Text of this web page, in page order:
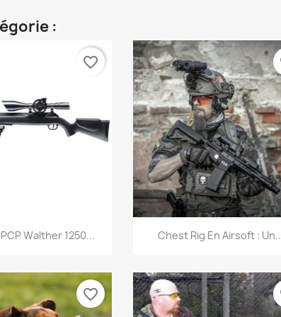
:
rapide
Walther 1250...
favorite_border
Aperçu rapide
Chest Rig En Airsoft :
favorite_border